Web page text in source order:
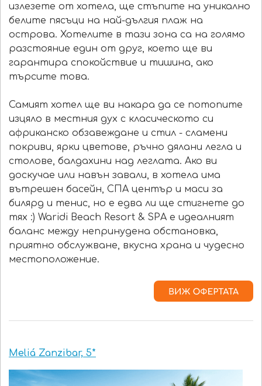
излезете от хотела, ще стъпите на уникално
белите пясъци на най-дългия плаж на
острова. Хотелите в тази зона са на голямо
разстояние един от друг, което ще ви
гарантира спокойствие и тишина, ако
търсите това.
Самият хотел ще ви накара да се потопите
изцяло в местния дух с класическото си
африканско обзавеждане и стил - сламени
покриви, ярки цветове, ръчно дялани легла и
столове, балдахини над леглата. Ако ви
доскучае или навън завали, в хотела има
вътрешен басейн, СПА център и маси за
билярд и тенис, но е едва ли ще стигнете до
тях :) Waridi Beach Resort & SPA е идеалният
баланс между непринудена обстановка,
приятно обслужване, вкусна храна и чудесно
местоположение.
Meliá Zanzibar, 5*